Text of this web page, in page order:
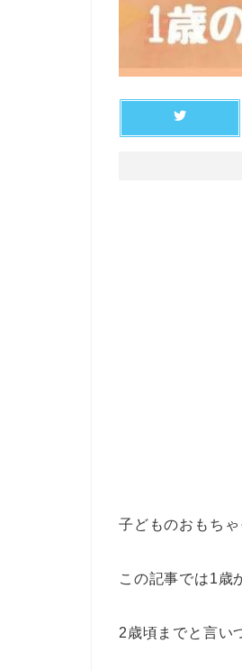
子どものおもち
この記事では1歳
2歳頃までと言い